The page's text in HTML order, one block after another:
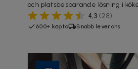
och platsbesparande lösning i
4,3 (28)
600+ köpta Snabb leverans